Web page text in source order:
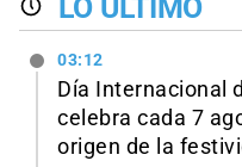
LO ÚLTIMO
03:12
Día Internacional
celebra cada 7
origen de la